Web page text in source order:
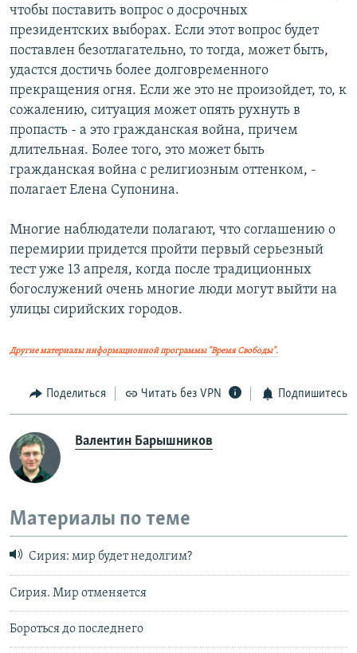
чтобы поставить вопрос о досрочных
президентских выборах. Если этот вопрос будет
поставлен безотлагательно, то тогда, может быть,
удастся достичь более долговременного
прекращения огня. Если же это не произойдет, то, к
сожалению, ситуация может опять рухнуть в
пропасть - а это гражданская война, причем
длительная. Более того, это может быть
гражданская война с религиозным оттенком, -
полагает Елена Супонина.
Многие наблюдатели полагают, что соглашению о
перемирии придется пройти первый серьезный
тест уже 13 апреля, когда после традиционных
богослужений очень многие люди могут выйти на
улицы сирийских городов.
Другие материалы информационной программы "Время Свободы".
Поделиться Читать без VPN Подпишитесь
Валентин Барышников
Материалы по теме
Сирия: мир будет недолгим?
Сирия. Мир отменяется
Бороться до последнего